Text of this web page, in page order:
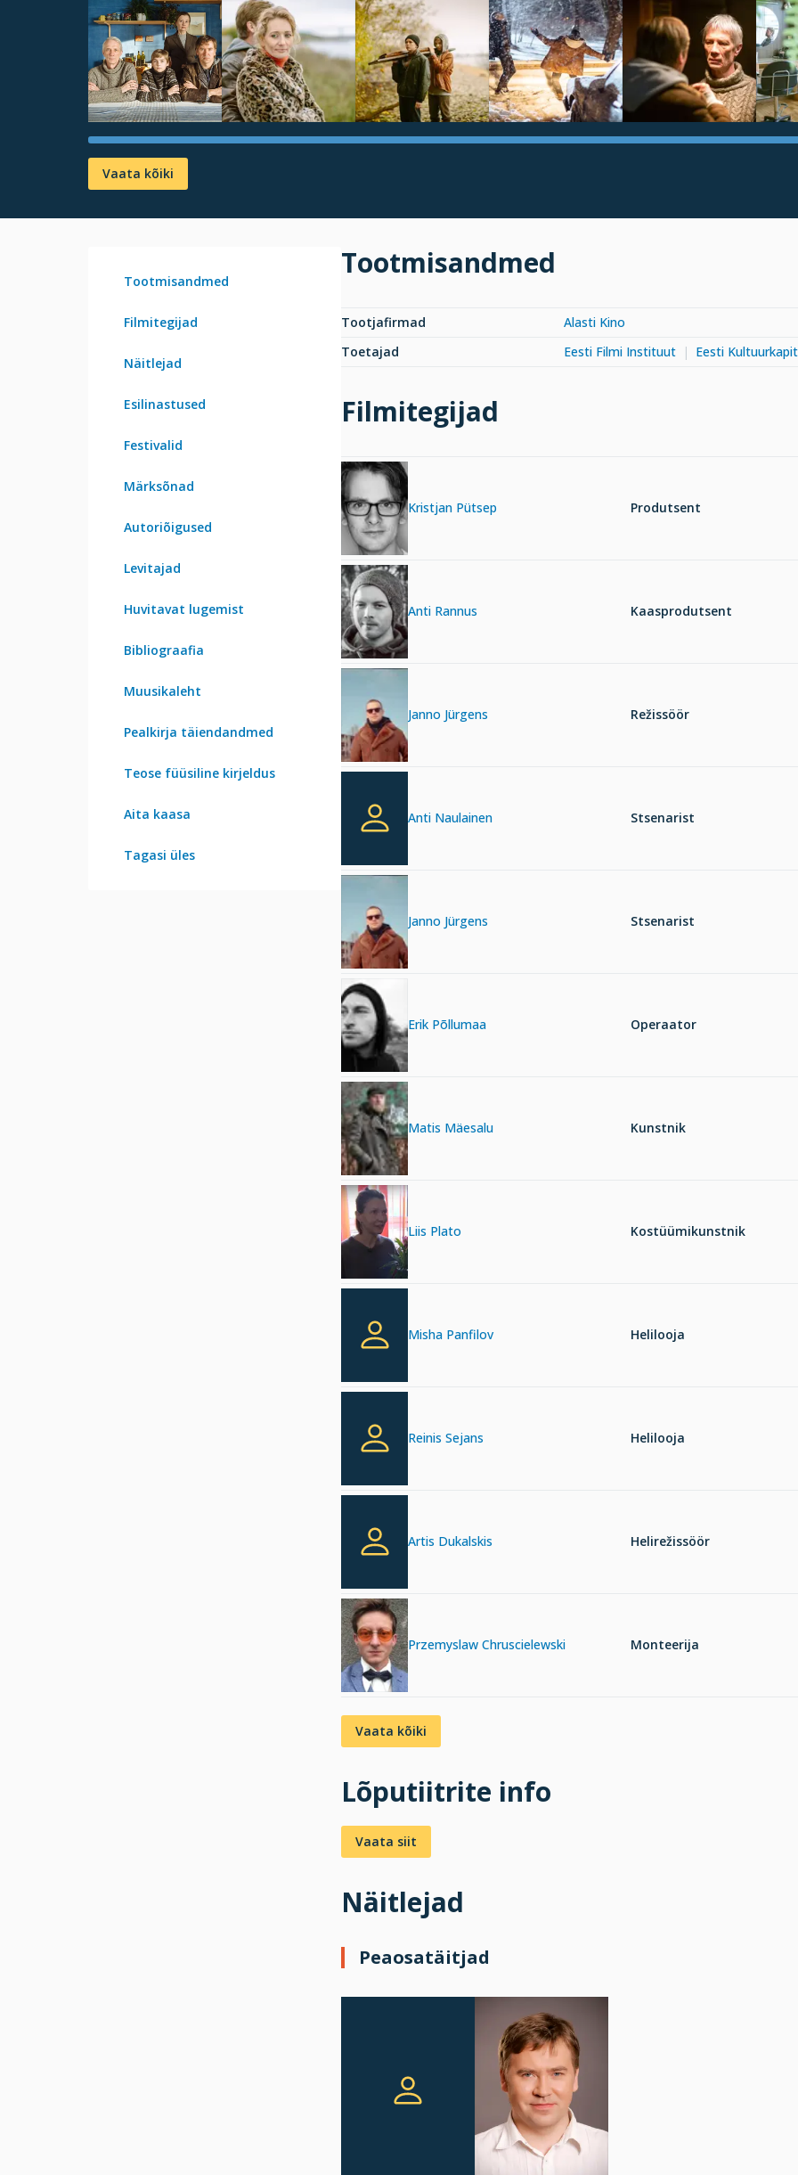
Vaata kõiki
Tootmisandmed
Filmitegijad
Näitlejad
Esilinastused
Festivalid
Märksõnad
Autoriõigused
Levitajad
Huvitavat lugemist
Bibliograafia
Muusikaleht
Pealkirja täiendandmed
Teose füüsiline kirjeldus
Aita kaasa
Tagasi üles
Tootmisandmed
Tootjafirmad
Alasti Kino
Toetajad
Eesti Filmi Instituut Eesti
Filmitegijad
Kristjan Pütsep Produtsent
Anti Rannus Kaasprodutsent
Janno Jürgens Režissöör
Anti Naulainen Stsenarist
Janno Jürgens Stsenarist
Erik Põllumaa Operaator
Matis Mäesalu Kunstnik
Liis Plato Kostüümikunstnik
Misha Panfilov Helilooja
Reinis Sejans Helilooja
Artis Dukalskis Helirežissöör
Przemyslaw Chruscielewski Monteerija
Vaata kõiki
Lõputiitrite info
Vaata siit
Näitlejad
Peaosatäitjad